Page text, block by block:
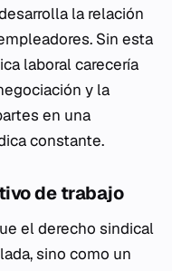
la relación
Sin esta
laboral carecería
y la
en una
constante.
de trabajo
el derecho sindical
sino como un